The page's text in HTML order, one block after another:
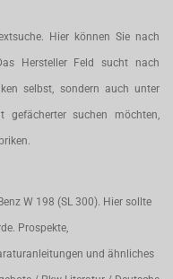
Hier können Sie nach
Hersteller Feld sucht nach
selbst, sondern auch unter
gefächerter suchen möchten,
W 198 (SL 300). Hier sollte
Prospekte,
und ähnliches